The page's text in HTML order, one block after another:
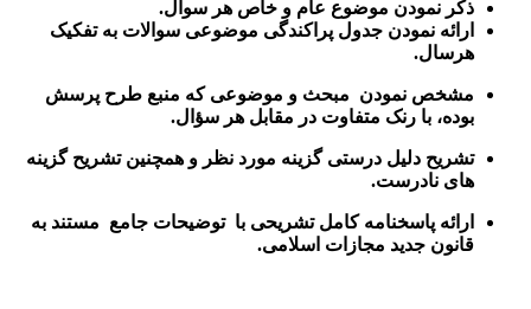
ذکر نمودن موضوع عام و خاص هر سوال.
ارائه نمودن جدول پراکندگی موضوعی سوالات به تفکیک
هرسال.
مشخص نمودن مبحث و موضوعی که منبع طرح پرسش
بوده، با رنک متفاوت در مقابل هر سؤال.
تشریح دلیل درستی گزینه مورد نظر و همچنین تشریح گزینه
های نادرست.
ارائه پاسخنامه کامل تشریحی با توضیحات جامع مستند به
قانون جدید مجازات اسلامی.